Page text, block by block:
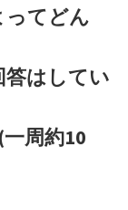
ってどん
はしてい
周約10